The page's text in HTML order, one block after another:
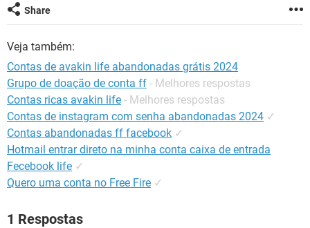
Share
Veja também:
Contas de avakin life abandonadas grátis 2024
Grupo de doação de conta ff - Melhores respostas
Contas ricas avakin life - Melhores respostas
Contas de instagram com senha abandonadas 2024 ✓
Contas abandonadas ff facebook ✓
Hotmail entrar direto na minha conta caixa de entrada
Fecebook life ✓
Quero uma conta no Free Fire ✓
1 Respostas